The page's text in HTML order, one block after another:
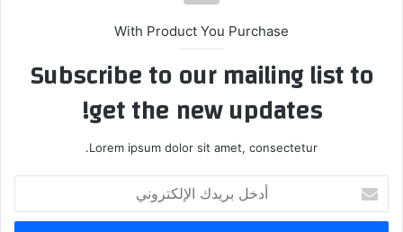
With Product You Purchase
Subscribe to our mailing list to
get the new updates!
Lorem ipsum dolor sit amet, consectetur.
بريدك
الإلكتروني